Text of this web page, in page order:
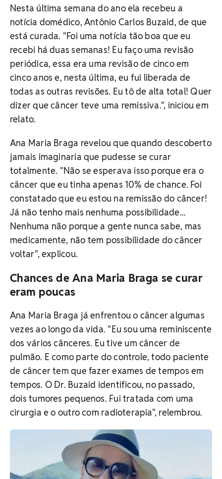
Nesta última semana do ano ela recebeu a
notícia domédico, Antônio Carlos Buzaid, de que
está curada. "Foi uma notícia tão boa que eu
recebi há duas semanas! Eu faço uma revisão
periódica, essa era uma revisão de cinco em
cinco anos e, nesta última, eu fui liberada de
todas as outras revisões. Eu tô de alta total! Quer
dizer que câncer teve uma remissiva.", iniciou em
relato.
Ana Maria Braga revelou que quando descoberto
jamais imaginaria que pudesse se curar
totalmente. "Não se esperava isso porque era o
câncer que eu tinha apenas 10% de chance. Foi
constatado que eu estou na remissão do câncer!
Já não tenho mais nenhuma possibilidade...
Nenhuma não porque a gente nunca sabe, mas
medicamente, não tem possibilidade do câncer
voltar", explicou.
Chances de Ana Maria Braga se curar
eram poucas
Ana Maria Braga já enfrentou o câncer algumas
vezes ao longo da vida. "Eu sou uma reminiscente
dos vários cânceres. Eu tive um câncer de
pulmão. E como parte do controle, todo paciente
de câncer tem que fazer exames de tempos em
tempos. O Dr. Buzaid identificou, no passado,
dois tumores pequenos. Fui tratada com uma
cirurgia e o outro com radioterapia", relembrou.